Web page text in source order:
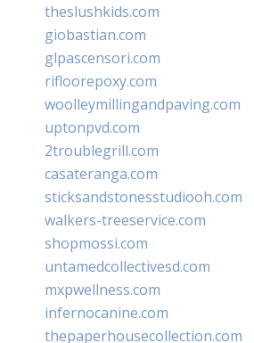
theslushkids.com
giobastian.com
glpascensori.com
rifloorepoxy.com
woolleymillingandpaving.com
uptonpvd.com
2troublegrill.com
casateranga.com
sticksandstonesstudiooh.com
walkers-treeservice.com
shopmossi.com
untamedcollectivesd.com
mxpwellness.com
infernocanine.com
thepaperhousecollection.com